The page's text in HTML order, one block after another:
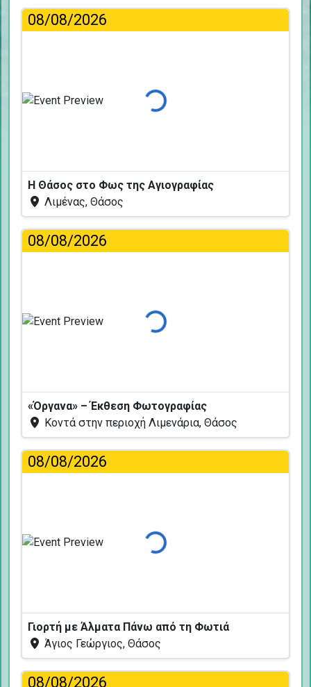
08/08/2026
Φόρτωση...
Η Θάσος στο Φως της Αγιογραφίας
Λιμένας, Θάσος
08/08/2026
Φόρτωση...
«Όργανα» – Έκθεση Φωτογραφίας
Κοντά στην περιοχή Λιμενάρια, Θάσος
08/08/2026
Φόρτωση...
Γιορτή με Άλματα Πάνω από τη Φωτιά
Άγιος Γεώργιος, Θάσος
08/08/2026